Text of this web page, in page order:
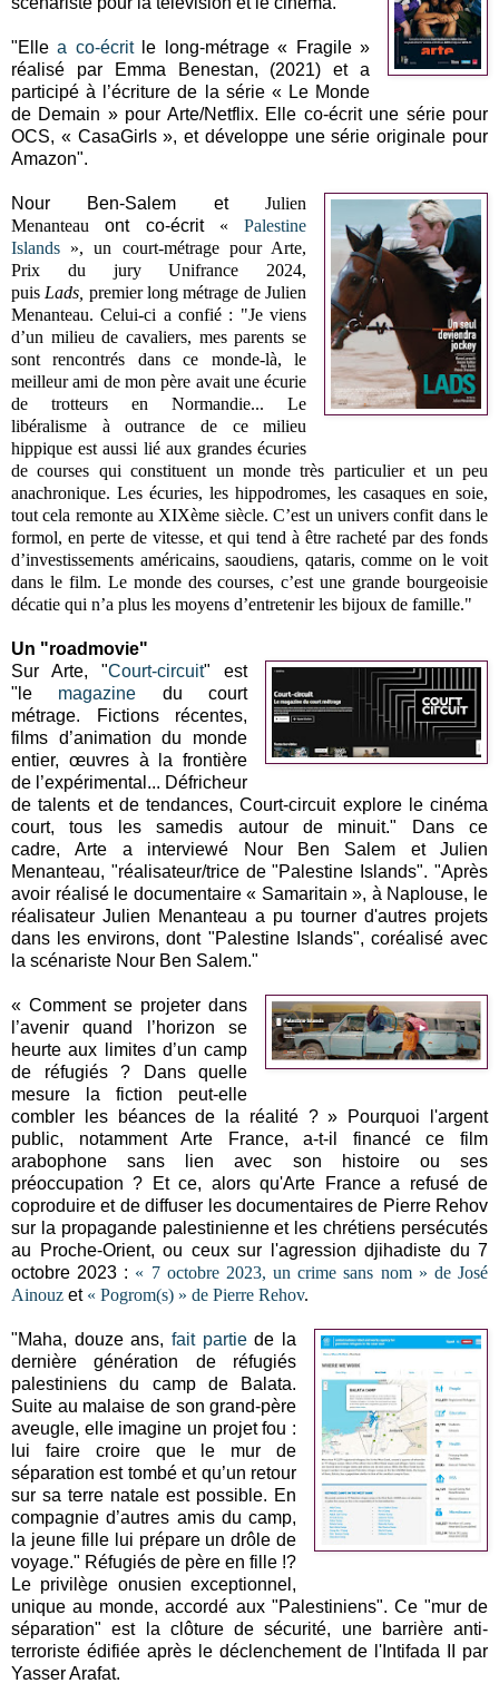
"Ellea co-écritle long-métrage « Fragile »
réalisé par Emma Benestan, (2021) et a
participé à l’écriture de la série « Le Monde
de Demain » pour Arte/Netflix. Elle co-écrit une série pour
OCS, « CasaGirls », et développe une série originale pour
Amazon".
Nour Ben-Salem etJulien
Menanteau ont co-écrit «Palestine
Islands », un court-métrage pour Arte,
Prix du jury Unifrance 2024,
puis Lads, premier long métrage deJulien
Menanteau. Celui-ci a confié : "Je viens
d’un milieu de cavaliers, mes parents se
sont rencontrés dans ce monde-là, le
meilleur ami de mon père avait une écurie
de trotteurs en Normandie... Le
libéralisme à outrance de ce milieu
hippique est aussi lié aux grandes écuries
de courses qui constituent un monde très particulier et un peu
anachronique. Les écuries, les hippodromes, les casaques en soie,
tout cela remonte au XIXème siècle. C’est un univers confit dans le
formol, en perte de vitesse, et qui tend à être racheté par des fonds
d’investissements américains, saoudiens, qataris, comme on le voit
dans le film. Le monde des courses, c’est une grande bourgeoisie
décatie qui n’a plus les moyens d’entretenir les bijoux de famille."
Un "roadmovie"
Sur Arte, "Court-circuit" est
"le magazine du court
métrage.
Fictions récentes,
films d’animation du monde
entier, œuvres à la frontière
de l’expérimental... Défricheur
de talents et de tendances, Court-circuit explore le cinéma
court, tous les samedis autour de minuit." Dans ce
cadre,Arte a interviewé
Nour Ben Salem et Julien
Menanteau, "réalisateur/trice de "Palestine Islands". "Après
avoir réalisé le documentaire « Samaritain », à Naplouse, le
réalisateur Julien Menanteau a pu tourner d'autres projets
dans les environs, dont "Palestine Islands", coréalisé avec
la scénariste Nour Ben Salem."
« Comment se projeter dans
l’avenir quand l’horizon se
heurte aux limites d’un camp
de réfugiés ? Dans quelle
mesure la fiction peut-elle
combler les béances de la réalité ? » Pourquoi l'argent
public, notamment Arte France, a-t-il financé ce film
arabophone sans lien avec son histoire ou ses
préoccupation ? Et ce, alors qu'Arte France a refusé de
coproduire et de diffuser les documentaires de Pierre Rehov
sur la propagande palestinienne et les chrétiens persécutés
au Proche-Orient, ou ceux sur l'agression djihadiste du 7
octobre 2023 : « 7 octobre 2023, un crime sans nom » de José
Ainouz et « Pogrom(s) » de Pierre Rehov.
"Maha, douze ans,fait partiede la
dernière génération de réfugiés
palestiniens du camp de Balata.
Suite au malaise de son grand-père
aveugle, elle imagine un projet fou :
lui faire croire que le mur de
séparation est tombé et qu’un retour
sur sa terre natale est possible. En
compagnie d’autres amis du camp,
la jeune fille lui prépare un drôle de
voyage." Réfugiés de père en fille !?
Le privilège onusien exceptionnel,
unique au monde, accordé aux "Palestiniens". Ce "mur de
séparation" est la clôture de sécurité, une barrière anti-
terroriste édifiée après le déclenchement de l'Intifada II par
Yasser Arafat.